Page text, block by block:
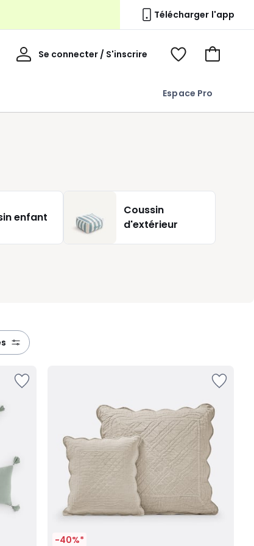
Télécharger l'app
Espace Pro
Se connecter / S'inscrire
Mon
Voir
Voir
enfant
Coussin
d'extérieur
-40%*